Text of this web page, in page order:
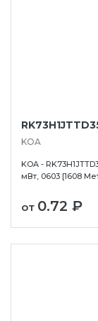
KOA
KOA -
мВт, 0603 [1608
от 0.72 ₽